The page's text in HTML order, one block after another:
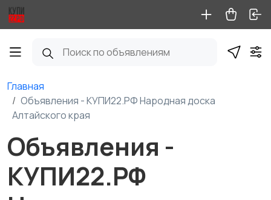
Главная
Объявления - КУПИ22.РФ Народная доска
Алтайского края
Объявления -
КУПИ22.РФ